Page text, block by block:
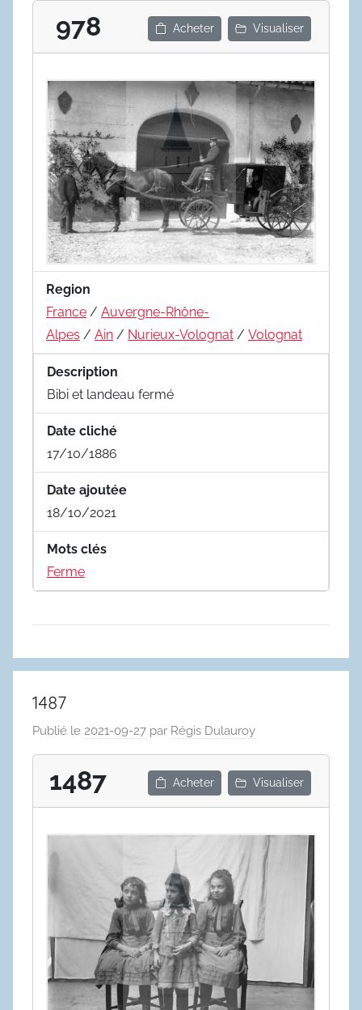
978 Acheter Visualiser
Region
France / Auvergne-Rhône-
Alpes / Ain / Nurieux-Volognat / Volognat
Description
Bibi et landeau fermé
Date cliché
17/10/1886
Date ajoutée
18/10/2021
Mots clés
Ferme
1487
Publié le 2021-09-27 par Régis Dulauroy
1487 Acheter Visualiser